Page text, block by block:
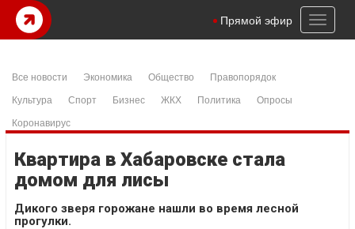
Toggle
Прямой эфир
Все новости Экономика Общество
Правопорядок
Культура
Спорт Бизнес ЖКХ Политика
Опросы
Коронавирус
Квартира в Хабаровске стала
домом для лисы
Дикого зверя горожане нашли во время лесной
прогулки.